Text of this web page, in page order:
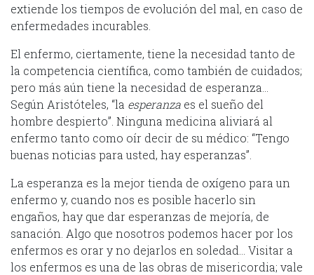
extiende los tiempos de evolución del mal, en caso de
enfermedades incurables.
El enfermo, ciertamente, tiene la necesidad tanto de
la competencia científica, como también de cuidados;
pero más aún tiene la necesidad de esperanza…
Según Aristóteles, “la esperanza es el sueño del
hombre despierto”. Ninguna medicina aliviará al
enfermo tanto como oír decir de su médico: “Tengo
buenas noticias para usted, hay esperanzas”.
La esperanza es la mejor tienda de oxígeno para un
enfermo y, cuando nos es posible hacerlo sin
engaños, hay que dar esperanzas de mejoría, de
sanación. Algo que nosotros podemos hacer por los
enfermos es orar y no dejarlos en soledad… Visitar a
los enfermos es una de las obras de misericordia; vale